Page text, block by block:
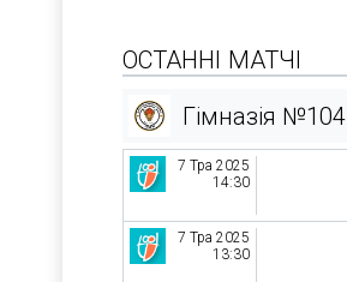
ОСТАННІ МАТЧІ
Гімназія №104
7 Тра 2025
14:30
7 Тра 2025
13:30